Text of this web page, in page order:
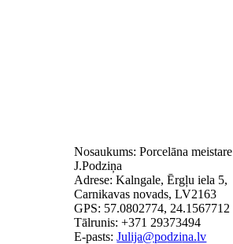
Nosaukums: Porcelāna meistare
J.Podziņa
Adrese: Kalngale, Ērgļu iela 5,
Carnikavas novads, LV2163
GPS: 57.0802774, 24.1567712
Tālrunis: +371 29373494
E-pasts: